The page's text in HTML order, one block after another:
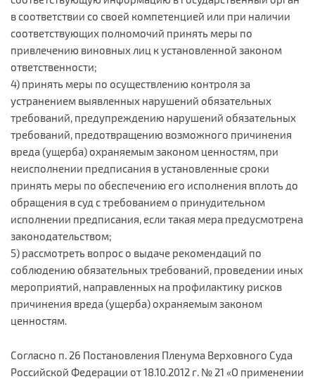
в соответствии со своей компетенцией или при наличии
соответствующих полномочий принять меры по
привлечению виновных лиц к установленной законом
ответственности;
4) принять меры по осуществлению контроля за
устранением выявленных нарушений обязательных
требований, предупреждению нарушений обязательных
требований, предотвращению возможного причинения
вреда (ущерба) охраняемым законом ценностям, при
неисполнении предписания в установленные сроки
принять меры по обеспечению его исполнения вплоть до
обращения в суд с требованием о принудительном
исполнении предписания, если такая мера предусмотрена
законодательством;
5) рассмотреть вопрос о выдаче рекомендаций по
соблюдению обязательных требований, проведении иных
мероприятий, направленных на профилактику рисков
причинения вреда (ущерба) охраняемым законом
ценностям.
Согласно п. 26 Постановления Пленума Верховного Суда
Российской Федерации от 18.10.2012 г. № 21 «О применении